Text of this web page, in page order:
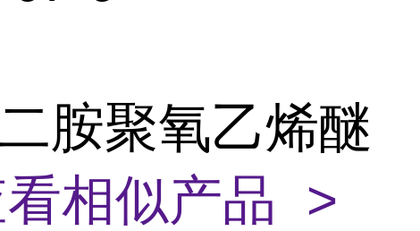
胺聚氧乙烯醚
相似产品 >